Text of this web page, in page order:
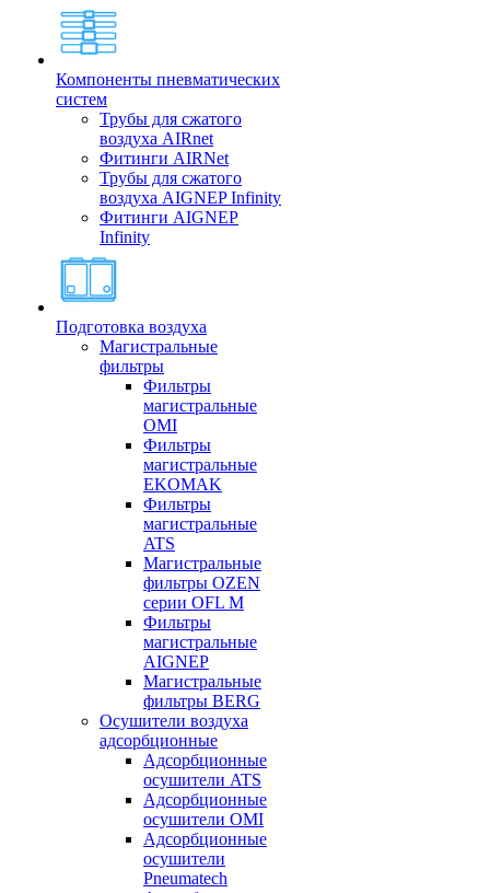
Компоненты пневматических
систем
Трубы для сжатого
воздуха AIRnet
Фитинги AIRNet
Трубы для сжатого
воздуха AIGNEP Infinity
Фитинги AIGNEP
Infinity
Подготовка воздуха
Магистральные
фильтры
Фильтры
магистральные
OMI
Фильтры
магистральные
EKOMAK
Фильтры
магистральные
ATS
Магистральные
фильтры OZEN
серии OFL M
Фильтры
магистральные
AIGNEP
Магистральные
фильтры BERG
Осушители воздуха
адсорбционные
Адсорбционные
осушители ATS
Адсорбционные
осушители OMI
Адсорбционные
осушители
Pneumatech